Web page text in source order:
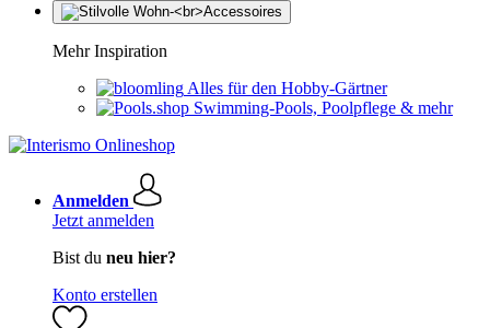
Mehr Inspiration
Alles für den Hobby-Gärtner
Swimming-Pools, Poolpflege & mehr
Anmelden
Jetzt anmelden
Bist du neu hier?
Konto erstellen